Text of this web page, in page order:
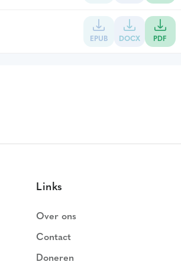
EPUB DOCX PDF
Links
Over ons
Contact
Doneren